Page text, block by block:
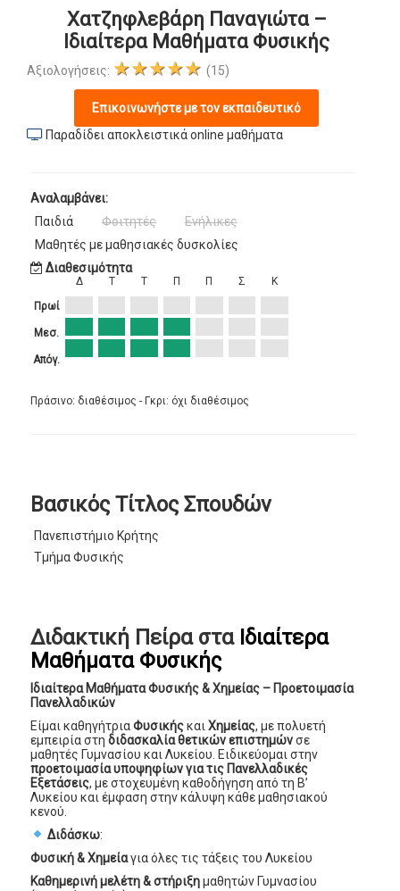
Χατζηφλεβάρη Παναγιώτα –
Ιδιαίτερα Μαθήματα Φυσικής
Αξιολογήσεις: ★★★★★ (15)
Επικοινωνήστε με τον εκπαιδευτικό
Παραδίδει αποκλειστικά online μαθήματα
Αναλαμβάνει:
Παιδιά
Φοιτητές
Ενήλικες
Μαθητές με μαθησιακές δυσκολίες
Διαθεσιμότητα
Πρωί
Μεσ.
Απόγ.
Δ Τ Τ Π Π Σ Κ
Πράσινο: διαθέσιμος - Γκρι: όχι διαθέσιμος
Βασικός Τίτλος Σπουδών
Πανεπιστήμιο Κρήτης
Τμήμα Φυσικής
Διδακτική Πείρα στα Ιδιαίτερα
Μαθήματα Φυσικής
Ιδιαίτερα Μαθήματα Φυσικής & Χημείας – Προετοιμασία
Πανελλαδικών
Είμαι καθηγήτριαΦυσικήςκαιΧημείας, με πολυετή
εμπειρία στηδιδασκαλία θετικών επιστημώνσε
μαθητές Γυμνασίου και Λυκείου. Ειδικεύομαι στην
προετοιμασία υποψηφίων για τις Πανελλαδικές
Εξετάσεις, με στοχευμένη καθοδήγηση από τη Β’
Λυκείου και έμφαση στην κάλυψη κάθε μαθησιακού
κενού.
Διδάσκω:
Φυσική & Χημείαγια όλες τις τάξεις του Λυκείου
Καθημερινή μελέτη & στήριξημαθητών Γυμνασίου